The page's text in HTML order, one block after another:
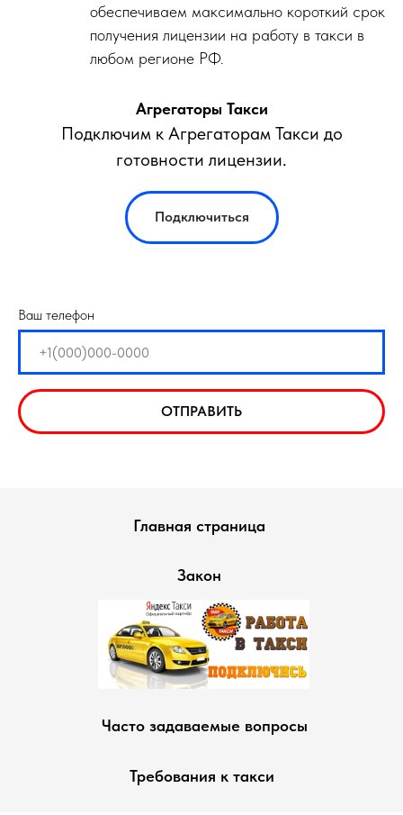
обеспечиваем максимально короткий срок
получения лицензии на работу в такси в
любом регионе РФ.
Агрегаторы Такси
Подключим к Агрегаторам Такси до
готовности лицензии.
Подключиться
Ваш телефон
ОТПРАВИТЬ
Главная страница
Закон
Часто задаваемые вопросы
Требования к такси